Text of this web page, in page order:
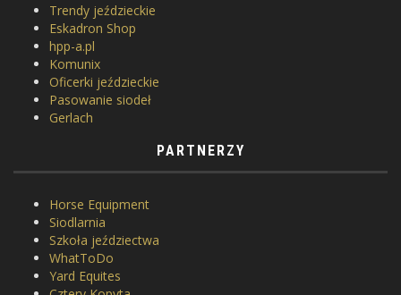
Trendy jeździeckie
Eskadron Shop
hpp-a.pl
Komunix
Oficerki jeździeckie
Pasowanie siodeł
Gerlach
PARTNERZY
Horse Equipment
Siodlarnia
Szkoła jeździectwa
WhatToDo
Yard Equites